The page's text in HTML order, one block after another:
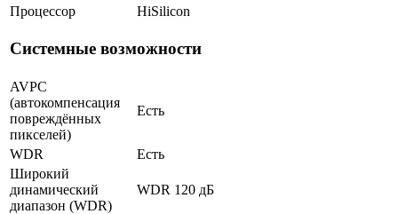
Процессор
HiSilicon
Системные возможности
AVPC
(автокомпенсация
повреждённых
пикселей)
Есть
WDR
Есть
Широкий
динамический
диапазон (WDR)
WDR 120 дБ